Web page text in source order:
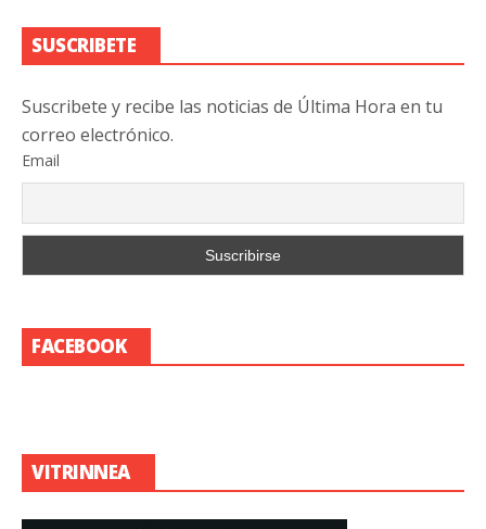
SUSCRIBETE
Suscribete y recibe las noticias de Última Hora en tu
correo electrónico.
Email
FACEBOOK
VITRINNEA